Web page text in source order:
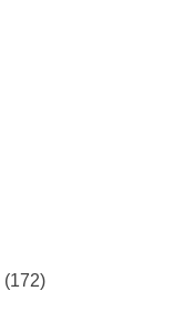
(172)